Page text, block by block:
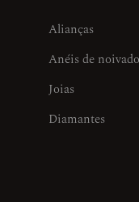
Alianças
Anéis de noivado
Joias
Diamantes